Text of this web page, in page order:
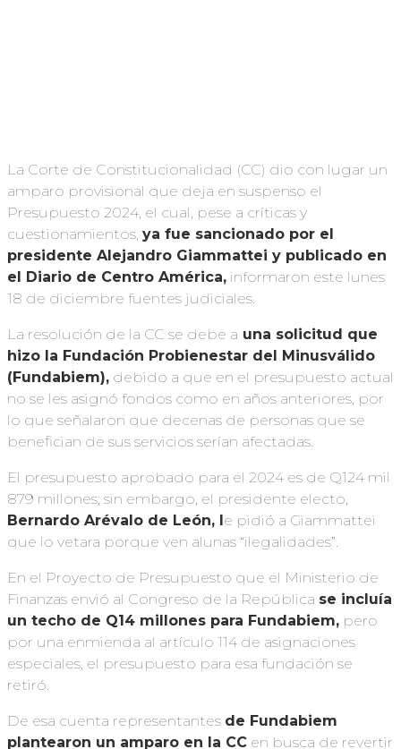
La Corte de Constitucionalidad (CC) dio con lugar un
amparo provisional que deja en suspenso el
Presupuesto 2024, el cual, pese a críticas y
cuestionamientos, ya fue sancionado por el
presidente Alejandro Giammattei y publicado en
el Diario de Centro América, informaron este lunes
18 de diciembre fuentes judiciales.
La resolución de la CC se debe a una solicitud que
hizo la Fundación Probienestar del Minusválido
(Fundabiem), debido a que en el presupuesto actual
no se les asignó fondos como en años anteriores, por
lo que señalaron que decenas de personas que se
benefician de sus servicios serían afectadas.
El presupuesto aprobado para el 2024 es de Q124 mil
879 millones; sin embargo, el presidente electo,
Bernardo Arévalo de León, le pidió a Giammattei
que lo vetara porque ven alunas “ilegalidades”.
En el Proyecto de Presupuesto que el Ministerio de
Finanzas envió al Congreso de la República se incluía
un techo de Q14 millones para Fundabiem, pero
por una enmienda al artículo 114 de asignaciones
especiales, el presupuesto para esa fundación se
retiró.
De esa cuenta representantes de Fundabiem
plantearon un amparo en la CC en busca de revertir